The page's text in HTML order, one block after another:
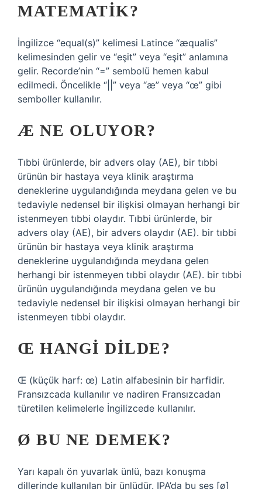
MATEMATIK?
İngilizce “equal(s)” kelimesi Latince “æqualis”
kelimesinden gelir ve “eşit” veya “eşit” anlamına
gelir. Recorde’nin “=” sembolü hemen kabul
edilmedi. Öncelikle “||” veya “æ” veya “œ” gibi
semboller kullanılır.
Æ NE OLUYOR?
Tıbbi ürünlerde, bir advers olay (AE), bir tıbbi
ürünün bir hastaya veya klinik araştırma
deneklerine uygulandığında meydana gelen ve bu
tedaviyle nedensel bir ilişkisi olmayan herhangi bir
istenmeyen tıbbi olaydır. Tıbbi ürünlerde, bir
advers olay (AE), bir advers olaydır (AE). bir tıbbi
ürünün bir hastaya veya klinik araştırma
deneklerine uygulandığında meydana gelen
herhangi bir istenmeyen tıbbi olaydır (AE). bir tıbbi
ürünün uygulandığında meydana gelen ve bu
tedaviyle nedensel bir ilişkisi olmayan herhangi bir
istenmeyen tıbbi olaydır.
Œ HANGI DILDE?
Œ (küçük harf: œ) Latin alfabesinin bir harfidir.
Fransızcada kullanılır ve nadiren Fransızcadan
türetilen kelimelerle İngilizcede kullanılır.
Ø BU NE DEMEK?
Yarı kapalı ön yuvarlak ünlü, bazı konuşma
dillerinde kullanılan bir ünlüdür. IPA’da bu ses [ø]